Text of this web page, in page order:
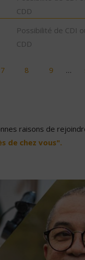
CDD
Possibilité de CDI
CDD
7 8 9 …
raisons de
de chez vous".